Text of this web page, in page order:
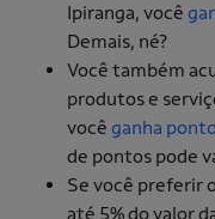
Ipiranga, você
Demais, né?
Você também
produtos e
você ganha
de pontos pode
Se você preferir
até 5% do valor